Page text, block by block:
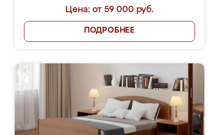
Цена: от 59 000 руб.
ПОДРОБНЕЕ